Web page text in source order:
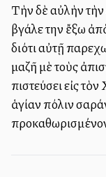
Τὴν δὲ αὐλὴν τὴν
βγάλε την ἔξω
διότι αὐτῇ
μαζῆ μὲ τοὺς
πιστεύσει εἰς
ἁγίαν πόλιν